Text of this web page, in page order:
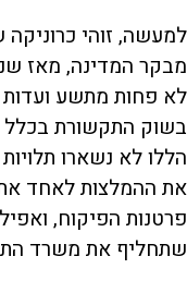
למעשה, זוהי
לא פחות מתשע ועדות
בשוק התקשורת בכלל
הללו לא נשארו
את ההמלצות לאחד
פרטנות הפיקוח,
שתחליף את משרד התקשורת.